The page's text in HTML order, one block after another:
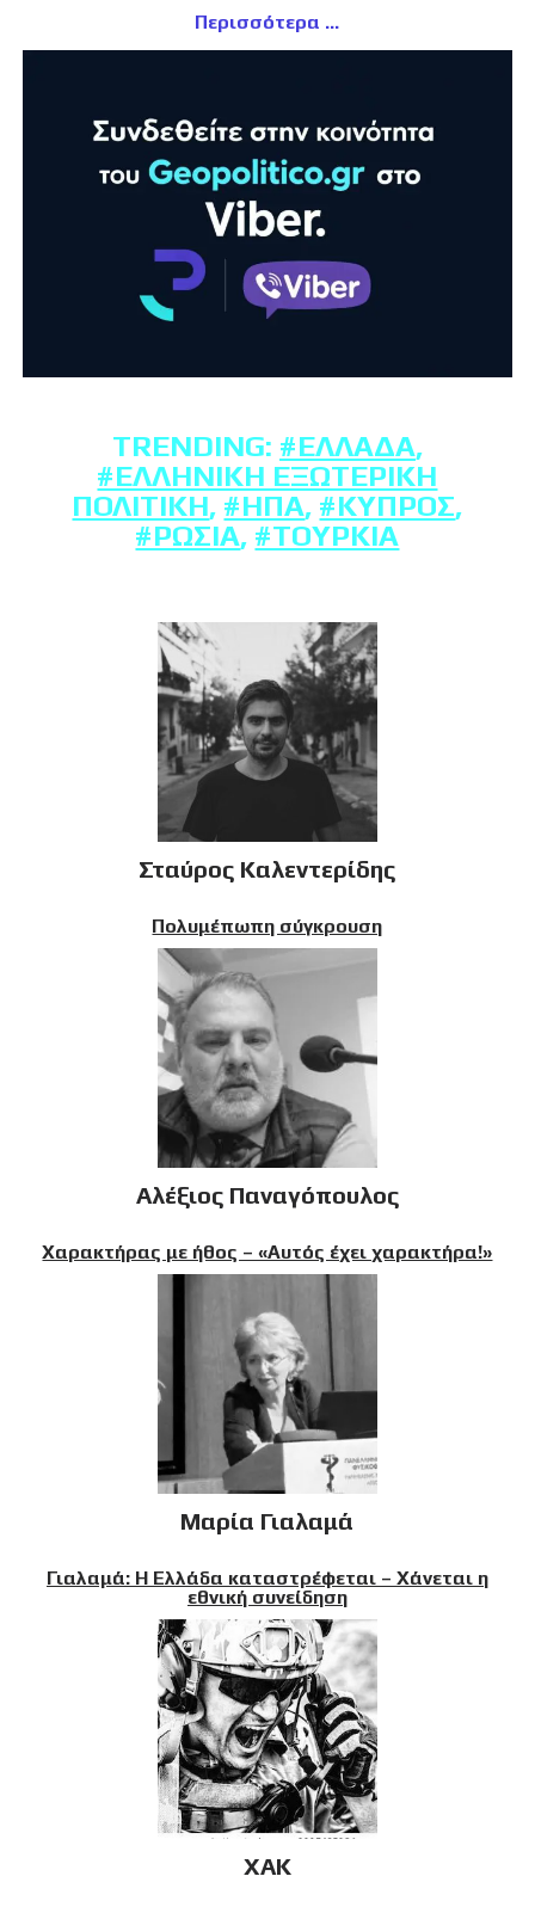
Περισσότερα
TRENDING: #ΕΛΛΆΔΑ,
#ΕΛΛΗΝΙΚΉ ΕΞΩΤΕΡΙΚΉ
ΠΟΛΙΤΙΚΉ, #ΗΠΑ, #ΚΎΠΡΟΣ,
#ΡΩΣΊΑ, #ΤΟΥΡΚΊΑ
Σταύρος Καλεντερίδης
Πολυμέπωπη σύγκρουση
Αλέξιος Παναγόπουλος
Χαρακτήρας με ήθος – «Αυτός έχει χαρακτήρα!»
Μαρία Γιαλαμά
Γιαλαμά: Η Ελλάδα καταστρέφεται – Χάνεται η
εθνική συνείδηση
XAK